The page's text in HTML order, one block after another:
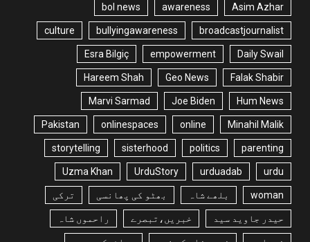
Asim Azhar
awareness
bol news
broadcastjournalist
bullyingawareness
culture
Daily Swail
empowerment
Esra Bilgiç
Falak Shabir
Geo News
Hareem Shah
Hum News
Joe Biden
Marvi Sarmad
Minahil Malik
online
onlinespaces
Pakistan
parenting
politics
sisterhood
storytelling
urdu
urduadab
UrduStory
Uzma Khan
woman بلھے شاہ بھٹو کی پھانسی ترکی
حیدر جاوید سید خبریں،تبصرے راحموں شاہ